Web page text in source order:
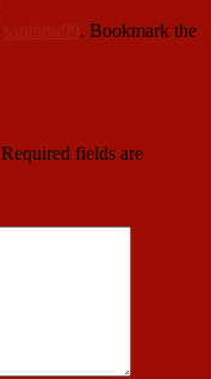
santanu99. Bookmark the
Required fields are